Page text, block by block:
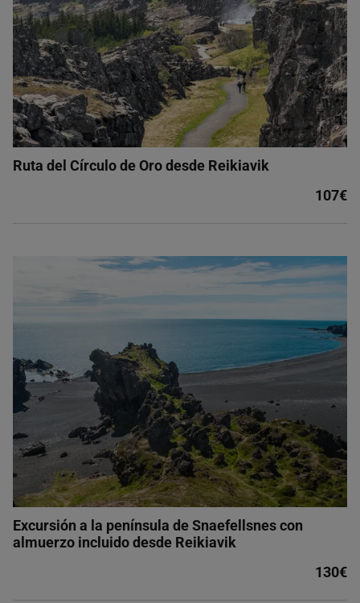
Ruta del Círculo de Oro desde Reikiavik
107€
Excursión a la península de Snaefellsnes con
almuerzo incluido desde Reikiavik
130€